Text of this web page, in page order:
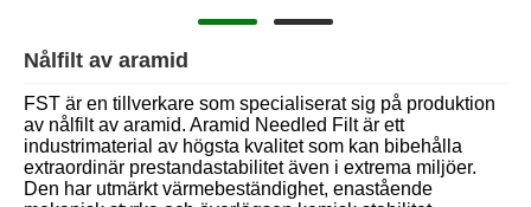
Nålfilt av aramid
FST är en tillverkare som specialiserat sig på produktion
av nålfilt av aramid. Aramid Needled Filt är ett
industrimaterial av högsta kvalitet som kan bibehålla
extraordinär prestandastabilitet även i extrema miljöer.
Den har utmärkt värmebeständighet, enastående